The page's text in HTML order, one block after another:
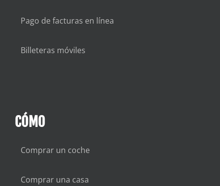
Pago de facturas en línea
Billeteras móviles
CÓMO
Comprar un coche
Comprar una casa